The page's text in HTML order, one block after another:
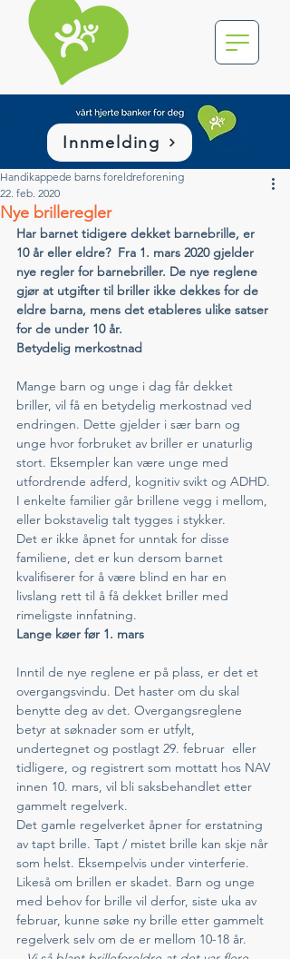
Innmelding
Nye brilleregler
Handikappede barns foreldreforening
22. feb. 2020
Har barnet tidigere dekket barnebrille, er
10 år eller eldre?  Fra 1. mars 2020 gjelder
nye regler for barnebriller. De nye reglene
gjør at utgifter til briller ikke dekkes for de
eldre barna, mens det etableres ulike satser
for de under 10 år.
Betydelig merkostnad
Mange barn og unge i dag får dekket
briller, vil få en betydelig merkostnad ved
endringen. Dette gjelder i sær barn og
unge hvor forbruket av briller er unaturlig
stort. Eksempler kan være unge med
utfordrende adferd, kognitiv svikt og ADHD.
I enkelte familier går brillene vegg i mellom,
eller bokstavelig talt tygges i stykker.
Det er ikke åpnet for unntak for disse
familiene, det er kun dersom barnet
kvalifiserer for å være blind en har en
livslang rett til å få dekket briller med
rimeligste innfatning.
Lange køer før 1. mars
Inntil de nye reglene er på plass, er det et
overgangsvindu. Det haster om du skal
benytte deg av det. Overgangsreglene
betyr at søknader som er utfylt,
undertegnet og postlagt 29. februar  eller
tidligere, og registrert som mottatt hos NAV
innen 10. mars, vil bli saksbehandlet etter
gammelt regelverk.
Det gamle regelverket åpner for erstatning
av tapt brille. Tapt / mistet brille kan skje når
som helst. Eksempelvis under vinterferie.
Likeså om brillen er skadet. Barn og unge
med behov for brille vil derfor, siste uka av
februar, kunne søke ny brille etter gammelt
regelverk selv om de er mellom 10-18 år.